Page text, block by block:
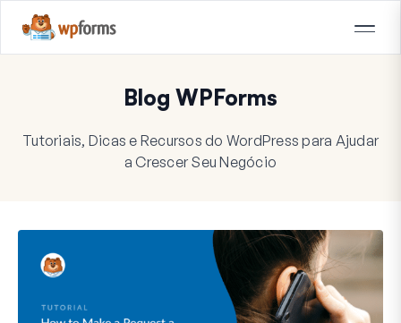
Blog WPForms
Tutoriais, Dicas e Recursos do WordPress para Ajudar
a Crescer Seu Negócio